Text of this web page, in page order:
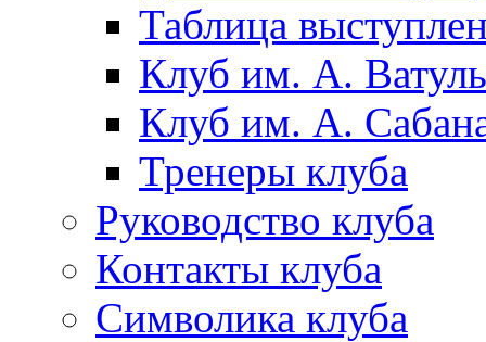
Таблица
Клуб им. А.
Клуб им. А.
Тренеры клуба
Руководство клуба
Контакты клуба
Символика клуба